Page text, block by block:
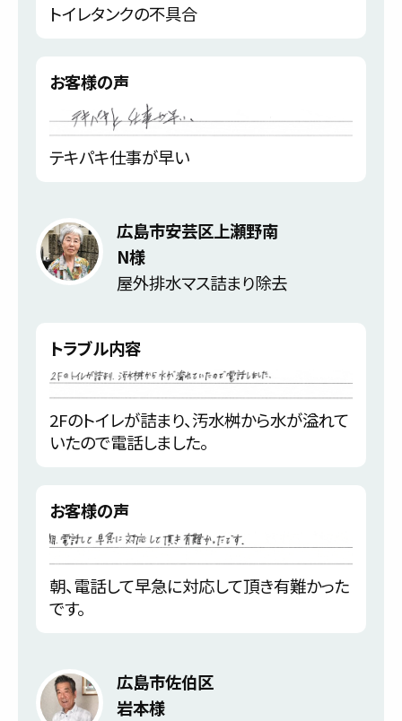
トイレタンクの不具合
お客様の声
テキパキ仕事が早い
広島市安芸区上瀬野南
N様
屋外排水マス詰まり除去
トラブル内容
2Fのトイレが詰まり、汚水桝から水が溢れて
いたので電話しました。
お客様の声
朝、電話して早急に対応して頂き有難かった
です。
広島市佐伯区
岩本様